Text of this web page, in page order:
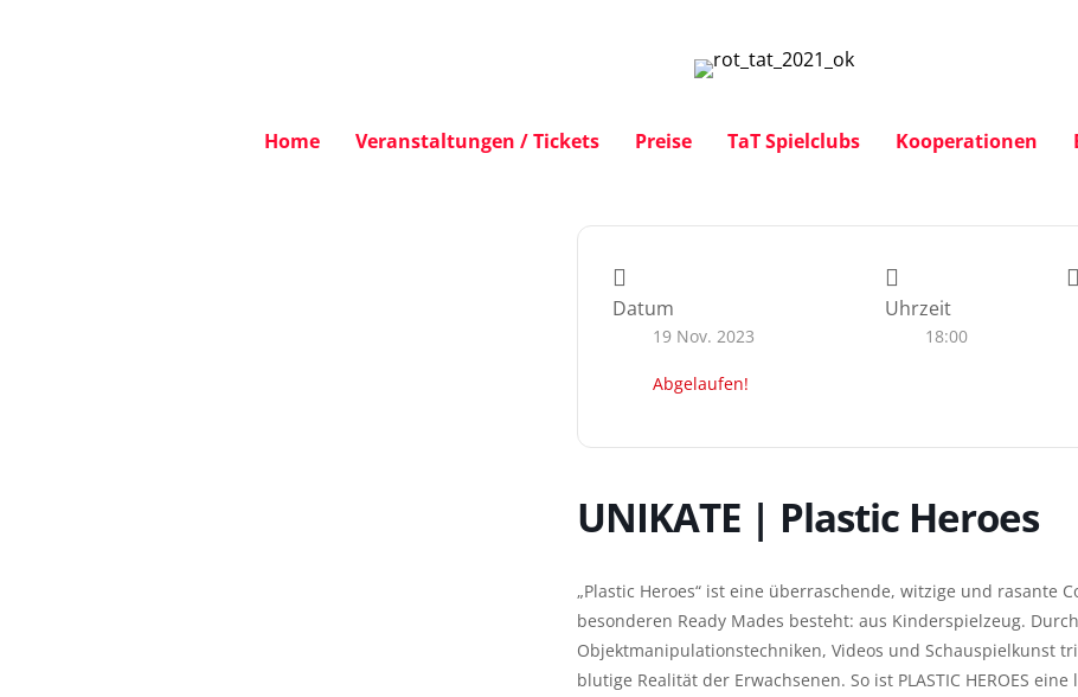
Home Veranstaltungen / Tickets Preise TaT Spielclubs Kooperationen
Datum
19 Nov. 2023
Abgelaufen!
Uhrzeit
18:00
UNIKATE | Plastic Heroes
„Plastic Heroes“ ist eine überraschende, witzige und rasante
besonderen Ready Mades besteht: aus Kinderspielzeug.
Objektmanipulationstechniken, Videos und Schauspielkunst
blutige Realität der Erwachsenen. So ist PLASTIC HEROES